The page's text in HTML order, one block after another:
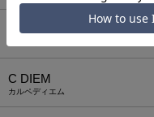
CAMBIO
C DIEM
カルペディエム